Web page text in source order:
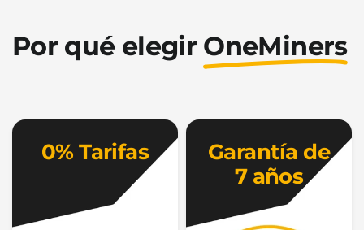
Por qué elegir OneMiners
0% Tarifas
Garantía de
7 años